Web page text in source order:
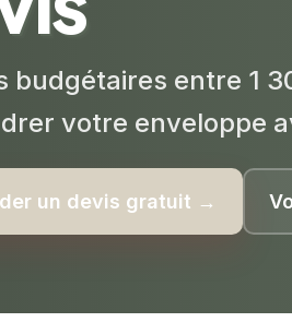
budgétaires entre 1
votre enveloppe
un devis gratuit →